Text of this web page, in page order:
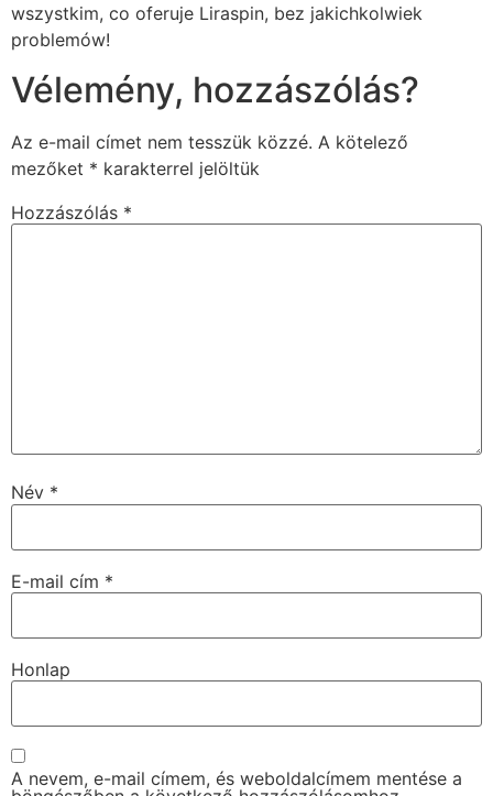
wszystkim, co oferuje Liraspin, bez jakichkolwiek
problemów!
Vélemény, hozzászólás?
Az e-mail címet nem tesszük közzé. A kötelező
mezőket * karakterrel jelöltük
Hozzászólás *
Név *
E-mail cím *
Honlap
A nevem, e-mail címem, és weboldalcímem mentése a